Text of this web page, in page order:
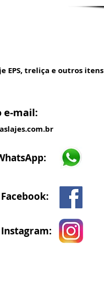
EPS, treliça e outros itens
e-mail: